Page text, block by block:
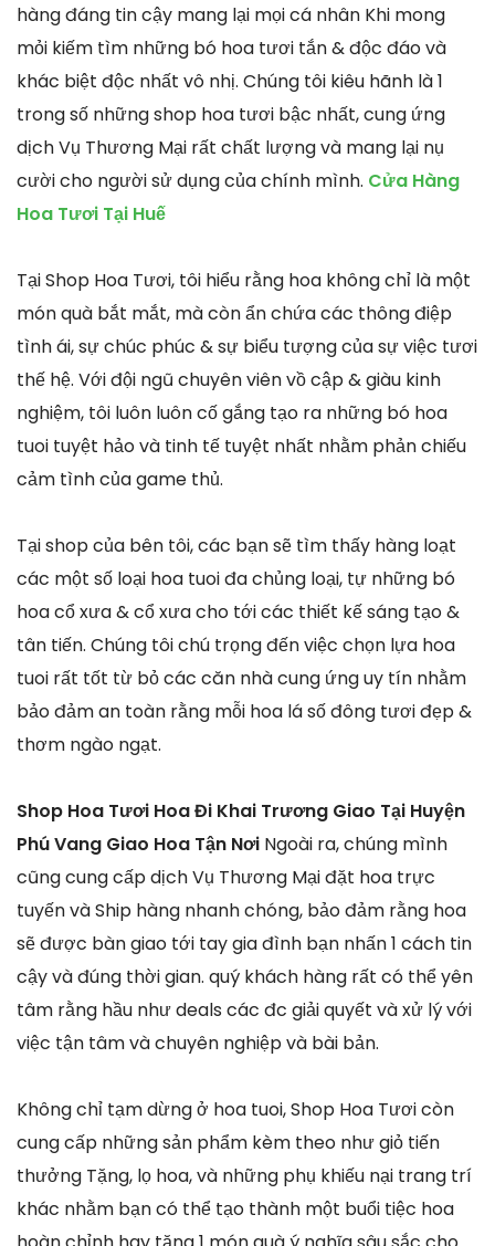
hàng đáng tin cậy mang lại mọi cá nhân Khi mong
mỏi kiếm tìm những bó hoa tươi tắn & độc đáo và
khác biệt độc nhất vô nhị. Chúng tôi kiêu hãnh là 1
trong số những shop hoa tươi bậc nhất, cung ứng
dịch Vụ Thương Mại rất chất lượng và mang lại nụ
cười cho người sử dụng của chính mình. Cửa Hàng
Hoa Tươi Tại Huế
Tại Shop Hoa Tươi, tôi hiểu rằng hoa không chỉ là một
món quà bắt mắt, mà còn ẩn chứa các thông điệp
tình ái, sự chúc phúc & sự biểu tượng của sự việc tươi
thế hệ. Với đội ngũ chuyên viên vồ cập & giàu kinh
nghiệm, tôi luôn luôn cố gắng tạo ra những bó hoa
tuoi tuyệt hảo và tinh tế tuyệt nhất nhằm phản chiếu
cảm tình của game thủ.
Tại shop của bên tôi, các bạn sẽ tìm thấy hàng loạt
các một số loại hoa tuoi đa chủng loại, tự những bó
hoa cổ xưa & cổ xưa cho tới các thiết kế sáng tạo &
tân tiến. Chúng tôi chú trọng đến việc chọn lựa hoa
tuoi rất tốt từ bỏ các căn nhà cung ứng uy tín nhằm
bảo đảm an toàn rằng mỗi hoa lá số đông tươi đẹp &
thơm ngào ngạt.
Shop Hoa Tươi Hoa Đi Khai Trương Giao Tại Huyện
Phú Vang Giao Hoa Tận Nơi Ngoài ra, chúng mình
cũng cung cấp dịch Vụ Thương Mại đặt hoa trực
tuyến và Ship hàng nhanh chóng, bảo đảm rằng hoa
sẽ được bàn giao tới tay gia đình bạn nhấn 1 cách tin
cậy và đúng thời gian. quý khách hàng rất có thể yên
tâm rằng hầu như deals các đc giải quyết và xử lý với
việc tận tâm và chuyên nghiệp và bài bản.
Không chỉ tạm dừng ở hoa tuoi, Shop Hoa Tươi còn
cung cấp những sản phẩm kèm theo như giỏ tiến
thưởng Tặng, lọ hoa, và những phụ khiếu nại trang trí
khác nhằm bạn có thể tạo thành một buổi tiệc hoa